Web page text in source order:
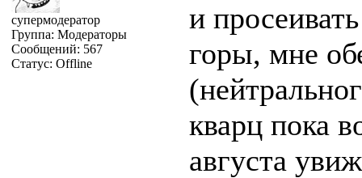
супермодератор
Группа: Модераторы
Сообщений: 567
Статус: Offline
и
горы, мне
кварц пока
августа